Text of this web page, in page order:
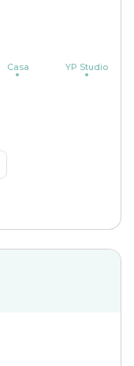
Casa YP Studio